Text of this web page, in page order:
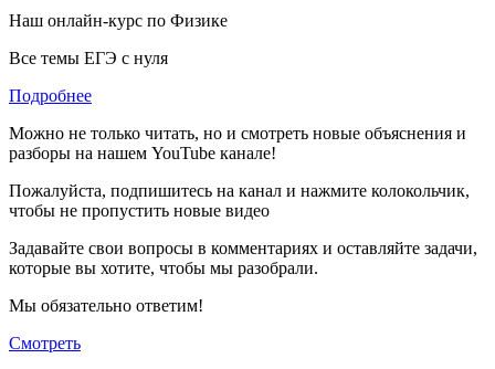
Наш онлайн-курс по Физике
Все темы ЕГЭ с нуля
Подробнее
Можно не только читать, но и смотреть новые объяснения и
разборы на нашем YouTube канале!
Пожалуйста, подпишитесь на канал и нажмите колокольчик,
чтобы не пропустить новые видео
Задавайте свои вопросы в комментариях и оставляйте задачи,
которые вы хотите, чтобы мы разобрали.
Мы обязательно ответим!
Смотреть